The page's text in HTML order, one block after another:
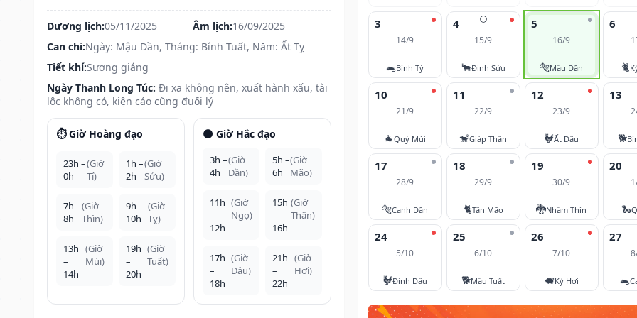
Dương lịch:05/11/2025 Âm lịch:16/09/2025
Can chi:Ngày: Mậu Dần, Tháng: Bính Tuất, Năm: Ất Tỵ
Tiết khí:Sương giáng
Ngày Thanh Long Túc: Đi xa không nên, xuất hành xấu, tài
lộc không có, kiện cáo cũng đuối lý
⏱️ Giờ Hoàng đạo
23h –
0h
(Giờ
Tí)
1h –
2h
(Giờ
Sửu)
7h –
8h
(Giờ
Thìn)
9h –
10h
(Giờ
Tỵ)
13h
–
14h
(Giờ
Mùi)
19h
–
20h
(Giờ
Tuất)
🌑 Giờ Hắc đạo
3h –
4h
(Giờ
Dần)
5h –
6h
(Giờ
Mão)
11h
–
12h
(Giờ
Ngọ)
15h
–
16h
(Giờ
Thân)
17h
–
18h
(Giờ
Dậu)
21h
–
22h
(Giờ
Hợi)
3
14/9
🐀Bính Tý
🌕
4
15/9
🐂Đinh Sửu
5
16/9
🐅Mậu Dần
6
🐈
10
21/9
🐐Quý Mùi
11
22/9
🐒Giáp Thân
12
23/9
🐓Ất Dậu
13
🐕
17
28/9
🐅Canh Dần
18
29/9
🐈Tân Mão
19
30/9
🐉Nhâm Thìn
20
🐍
24
5/10
🐓Đinh Dậu
25
6/10
🐕Mậu Tuất
26
7/10
🐖Kỷ Hợi
27
🐀